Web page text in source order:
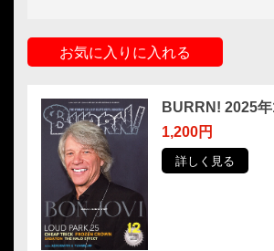
お気に入りに入れる
BURRN! 2025
1,200円
詳しく見る